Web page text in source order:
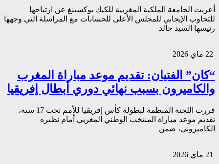
أعربت الجامعة الملكية المغربية للكيك بوكسينغ عن ارتياحها
للتجاوب الإيجابي للمجلس الأعلى للحسابات مع المراسلة التي وجهها
رئيسها السيد خالد
“كان” الفتيان: تقديم موعد مباراة المغرب
والكاميرون بسبب نهائي دوري أبطال إفريقيا
قررت اللجنة المنظمة لبطولة كأس إفريقيا للأمم تحت 17 سنة،
تقديم موعد مباراة المنتخب الوطني المغربي أمام نظيره
الكاميروني، ضمن